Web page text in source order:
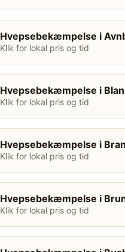
Hvepsebekæmpelse i
Klik for lokal pris og tid
Hvepsebekæmpelse i
Klik for lokal pris og tid
Hvepsebekæmpelse i
Klik for lokal pris og tid
Hvepsebekæmpelse i
Klik for lokal pris og tid